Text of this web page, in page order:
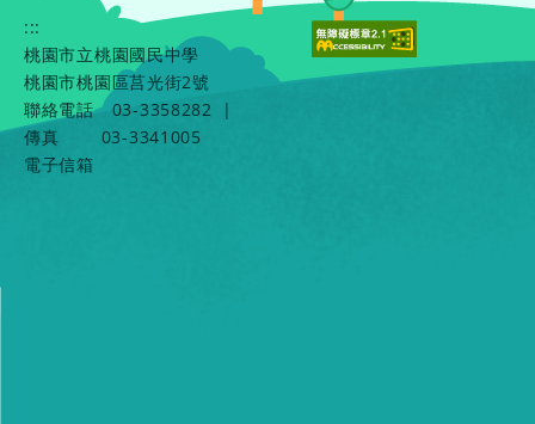
:::
桃園市立桃園國民中學
桃園市桃園區莒光街2號
聯絡電話
03-3358282
|
傳真
03-3341005
電子信箱